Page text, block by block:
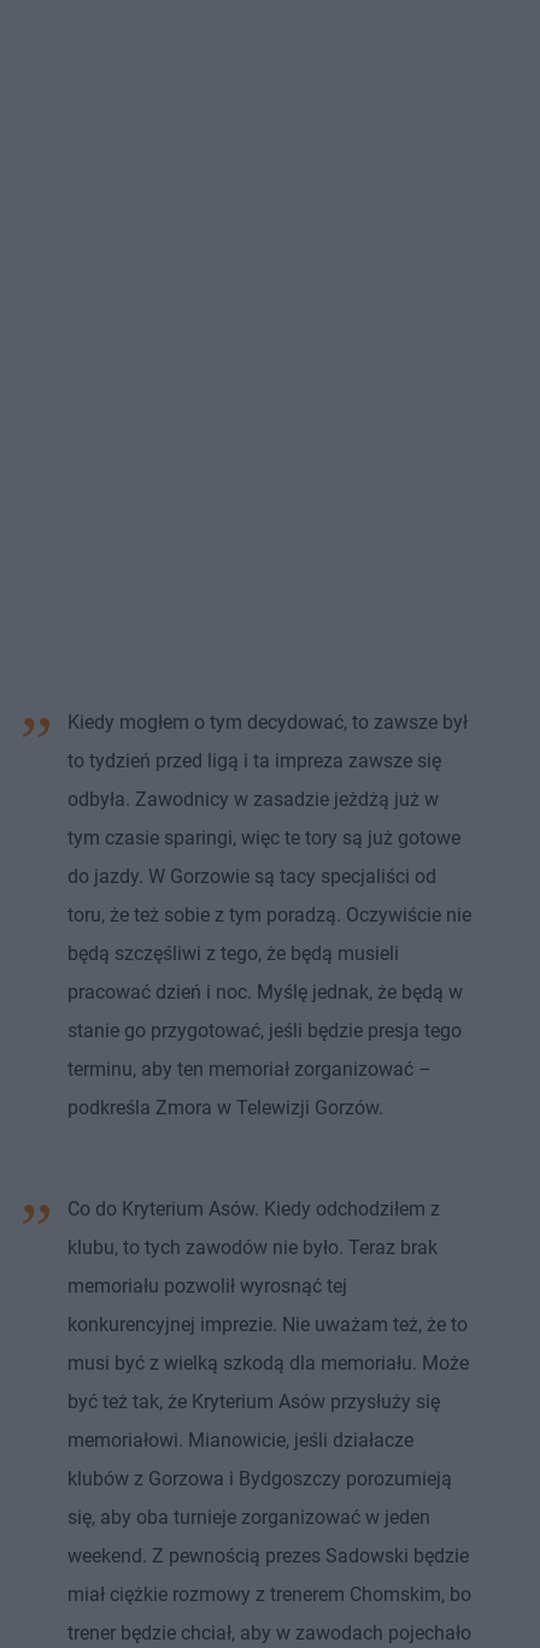
Kiedy mogłem o tym decydować, to zawsze był
to tydzień przed ligą i ta impreza zawsze się
odbyła. Zawodnicy w zasadzie jeżdżą już w
tym czasie sparingi, więc te tory są już gotowe
do jazdy. W Gorzowie są tacy specjaliści od
toru, że też sobie z tym poradzą. Oczywiście nie
będą szczęśliwi z tego, że będą musieli
pracować dzień i noc. Myślę jednak, że będą w
stanie go przygotować, jeśli będzie presja tego
terminu, aby ten memoriał zorganizować –
podkreśla Zmora w Telewizji Gorzów.
Co do Kryterium Asów. Kiedy odchodziłem z
klubu, to tych zawodów nie było. Teraz brak
memoriału pozwolił wyrosnąć tej
konkurencyjnej imprezie. Nie uważam też, że to
musi być z wielką szkodą dla memoriału. Może
być też tak, że Kryterium Asów przysłuży się
memoriałowi. Mianowicie, jeśli działacze
klubów z Gorzowa i Bydgoszczy porozumieją
się, aby oba turnieje zorganizować w jeden
weekend. Z pewnością prezes Sadowski będzie
miał ciężkie rozmowy z trenerem Chomskim, bo
trener będzie chciał, aby w zawodach pojechało